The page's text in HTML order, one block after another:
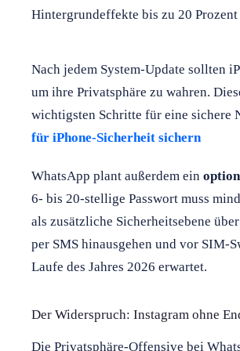
Hintergrundeffekte bis zu 20
Nach jedem System-Update sollten
um ihre Privatsphäre zu wahren.
wichtigsten Schritte für eine sichere
für iPhone-Sicherheit sichern
WhatsApp plant außerdem ein
6- bis 20-stellige Passwort muss
als zusätzliche Sicherheitsebene
per SMS hinausgehen und vor
Laufe des Jahres 2026 erwartet.
Der Widerspruch: Instagram ohne
Die Privatsphäre-Offensive bei